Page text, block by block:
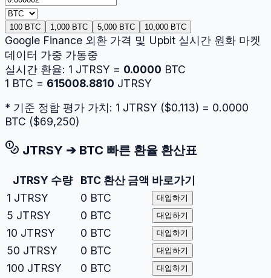
100 BTC 1,000 BTC 5,000 BTC 10,000 BTC
Google Finance 외환 가격 및 Upbit 실시간 원화 마켓
데이터 가중 가동중
실시간 환율: 1 JTRSY = 0.0000 BTC
1 BTC = 615008.8810 JTRSY
* 기준 정합 평가 가치: 1 JTRSY ($0.113) = 0.0000
BTC ($69,250)
JTRSY ➔ BTC 빠른 환율 환산표
JTRSY 수량 BTC 환산 금액 바로가기
1 JTRSY 0 BTC 대입하기
5 JTRSY 0 BTC 대입하기
10 JTRSY 0 BTC 대입하기
50 JTRSY 0 BTC 대입하기
100 JTRSY 0 BTC 대입하기